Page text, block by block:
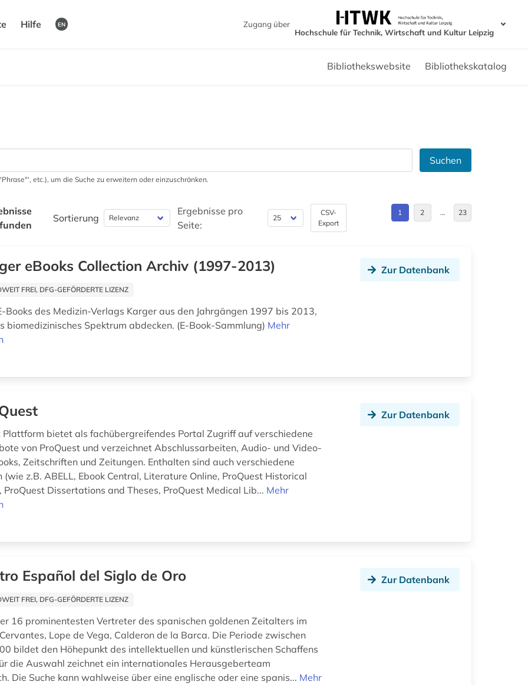
Hilfe EN
Zugang über
Hochschule für Technik, Wirtschaft und Kultur Leipzig
Bibliothekswebsite Bibliothekskatalog
Suchen
etc.), um die Suche zu erweitern oder einzuschränken.
Sortierung
Ergebnisse pro
Seite:
CSV-
Export
1 2 … 23
eBooks Collection Archiv (1997-2013)
FREI, DFG-GEFÖRDERTE LIZENZ
Books des Medizin-Verlags Karger aus den Jahrgängen 1997 bis 2013,
biomedizinisches Spektrum abdecken. (E-Book-Sammlung) Mehr
Zur Datenbank
Plattform bietet als fachübergreifendes Portal Zugriff auf verschiedene
von ProQuest und verzeichnet Abschlussarbeiten, Audio- und Video-
Zeitschriften und Zeitungen. Enthalten sind auch verschiedene
(wie z.B. ABELL, Ebook Central, Literature Online, ProQuest Historical
Dissertations and Theses, ProQuest Medical Lib... Mehr
Zur Datenbank
Español del Siglo de Oro
FREI, DFG-GEFÖRDERTE LIZENZ
16 prominentesten Vertreter des spanischen goldenen Zeitalters im
Lope de Vega, Calderon de la Barca. Die Periode zwischen
bildet den Höhepunkt des intellektuellen und künstlerischen Schaffens
die Auswahl zeichnet ein internationales Herausgeberteam
Die Suche kann wahlweise über eine englische oder eine spanis... Mehr
Zur Datenbank